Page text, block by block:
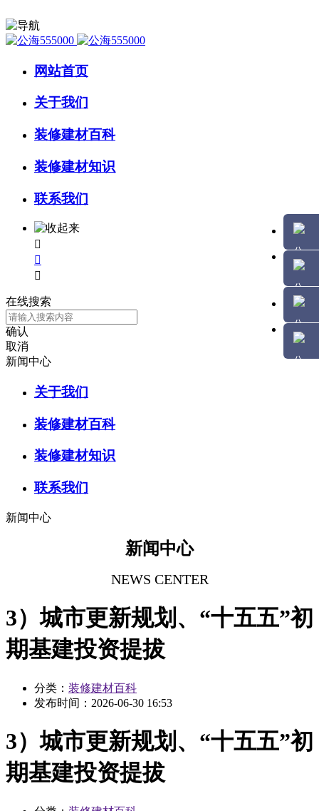
网站首页
关于我们
装修建材百科
装修建材知识
联系我们



在线搜索
确认
取消
新闻中心
关于我们
装修建材百科
装修建材知识
联系我们
新闻中心
新闻中心
NEWS CENTER
3）城市更新规划、“十五五”初
期基建投资提拔
分类： 装修建材百科
发布时间： 2026-06-30 16:53
3）城市更新规划、“十五五”初
期基建投资提拔